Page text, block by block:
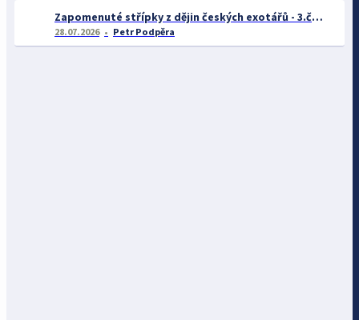
Zapomenuté střípky z dějin českých exotářů - 3.část
28.07.2026 Petr Podpěra